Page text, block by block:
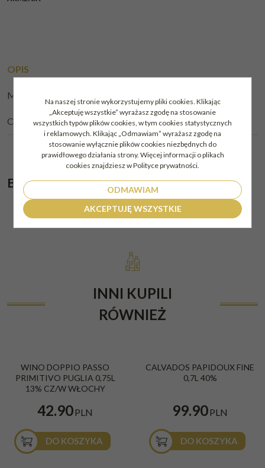
OPIS
METODY DOSTAWY:
OPINIE
Brandy Ararat 5* 0,7l 40%
INNI KUPILI
RÓWNIEŻ
WINO DOPPIO PASSO
PRIMITIVO PUGLIA 0,75L
13% CZ/W WŁOCHY
42.90PLN
DO KOSZYKA
CALVADOS PAPIDOUX FINE
0,7L 40%
99.90PLN
DO KOSZYKA
Na naszej stronie wykorzystujemy pliki cookies. Klikając
„Akceptuję wszystkie” wyrażasz zgodę na stosowanie
wszystkich typów plików cookies, w tym cookies statystycznych
i reklamowych. Klikając „Odmawiam” wyrażasz zgodę na
stosowanie wyłącznie plików cookies niezbędnych do
prawidłowego działania strony. Więcej informacji o plikach
cookies znajdziesz w Polityce prywatności.
ODMAWIAM
AKCEPTUJĘ WSZYSTKIE